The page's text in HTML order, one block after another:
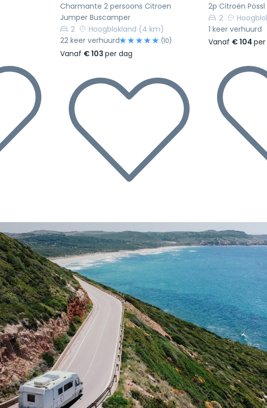
Charmante 2 persoons Citroen
Jumper Buscamper
2
Hoogblokland (4 km)
22 keer verhuurd
(10)
Vanaf € 103 per dag
2p Citroën
2
1 keer verhuurd
Vanaf € 104